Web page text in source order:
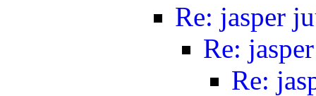
Re: jasper
Re:
Re: